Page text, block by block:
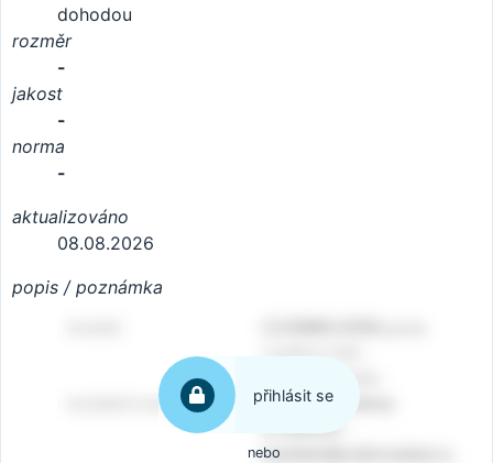
dohodou
rozměr
-
jakost
-
norma
-
aktualizováno
08.08.2026
popis / poznámka
přihlásit se
nebo